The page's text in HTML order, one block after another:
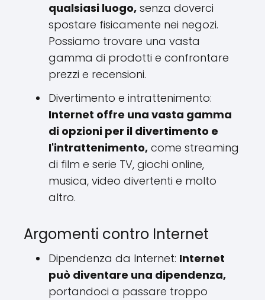
qualsiasi luogo, senza doverci
spostare fisicamente nei negozi.
Possiamo trovare una vasta
gamma di prodotti e confrontare
prezzi e recensioni.
Divertimento e intrattenimento:
Internet offre una vasta gamma
di opzioni per il divertimento e
l'intrattenimento, come streaming
di film e serie TV, giochi online,
musica, video divertenti e molto
altro.
Argomenti contro Internet
Dipendenza da Internet: Internet
può diventare una dipendenza,
portandoci a passare troppo